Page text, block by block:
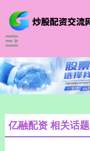
亿融配资 相关话题